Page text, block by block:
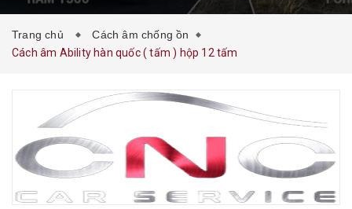
Trang chủ
Cách âm chống ồn
Cách âm Ability hàn quốc ( tấm ) hộp 12 tấm